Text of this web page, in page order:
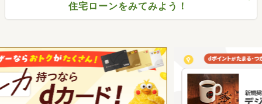
住宅ローンをみてみよう！